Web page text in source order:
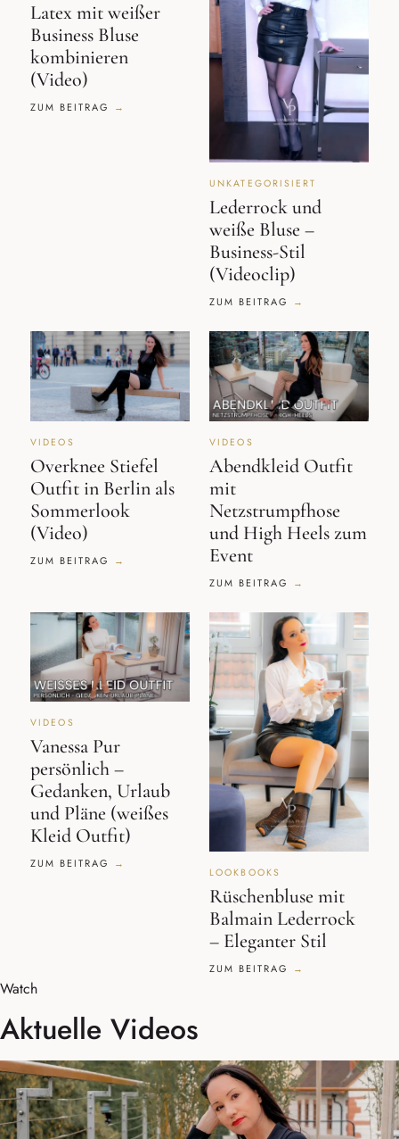
Latex mit weißer
Business Bluse
kombinieren
(Video)
ZUM BEITRAG
UNKATEGORISIERT
Lederrock und
weiße Bluse –
Business-Stil
(Videoclip)
ZUM BEITRAG
VIDEOS
Overknee Stiefel
Outfit in Berlin als
Sommerlook
(Video)
ZUM BEITRAG
VIDEOS
Abendkleid Outfit
mit
Netzstrumpfhose
und High Heels zum
Event
ZUM BEITRAG
VIDEOS
Vanessa Pur
persönlich –
Gedanken, Urlaub
und Pläne (weißes
Kleid Outfit)
ZUM BEITRAG
LOOKBOOKS
Rüschenbluse mit
Balmain Lederrock
– Eleganter Stil
ZUM BEITRAG
Watch
Aktuelle Videos